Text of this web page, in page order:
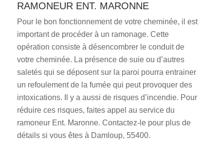
RAMONEUR ENT. MARONNE
Pour le bon fonctionnement de votre cheminée, il est
important de procéder à un ramonage. Cette
opération consiste à désencombrer le conduit de
votre cheminée. La présence de suie ou d’autres
saletés qui se déposent sur la paroi pourra entrainer
un refoulement de la fumée qui peut provoquer des
intoxications. Il y a aussi de risques d’incendie. Pour
réduire ces risques, faites appel au service du
ramoneur Ent. Maronne. Contactez-le pour plus de
détails si vous êtes à Damloup, 55400.